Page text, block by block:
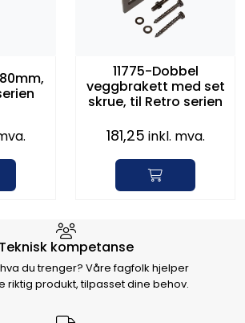
11775-Dobbel
veggbrakett med set
skrue, til Retro serien
181,25 inkl. mva.
Storm Halvorsen
Teknisk kompetanse
du trenger? Våre fagfolk hjelper
riktig produkt, tilpasset dine behov.